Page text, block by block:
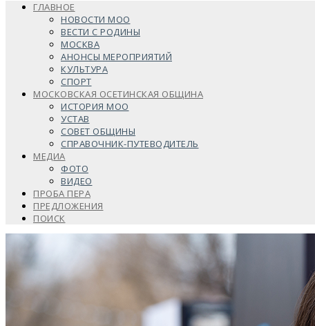
ГЛАВНОЕ
НОВОСТИ МОО
ВЕСТИ С РОДИНЫ
МОСКВА
АНОНСЫ МЕРОПРИЯТИЙ
КУЛЬТУРА
СПОРТ
МОСКОВСКАЯ ОСЕТИНСКАЯ ОБЩИНА
ИСТОРИЯ МОО
УСТАВ
СОВЕТ ОБЩИНЫ
СПРАВОЧНИК-ПУТЕВОДИТЕЛЬ
МЕДИА
ФОТО
ВИДЕО
ПРОБА ПЕРА
ПРЕДЛОЖЕНИЯ
ПОИСК